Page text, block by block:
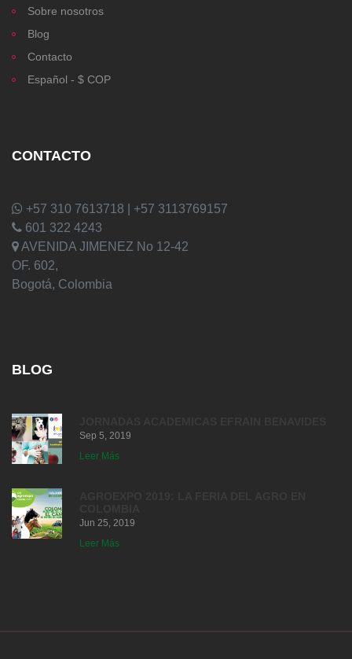
Sobre nosotros
Blog
Contacto
Español - $ COP
CONTACTO
+57 310 7613718 | +57 3113769157
601 322 4243
AVENIDA JIMENEZ No 12-42
OF. 602,
Bogotá, Colombia
BLOG
Sep 5, 2019
Leer Más
Jun 25, 2019
Leer Más